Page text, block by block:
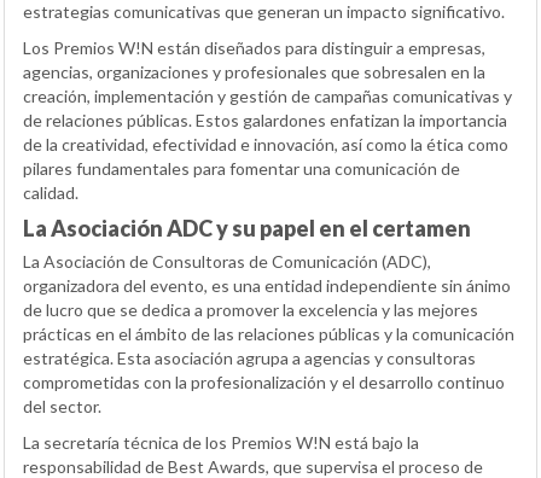
estrategias comunicativas que generan un impacto significativo.
Los Premios W!N están diseñados para distinguir a empresas,
agencias, organizaciones y profesionales que sobresalen en la
creación, implementación y gestión de campañas comunicativas y
de relaciones públicas. Estos galardones enfatizan la importancia
de la creatividad, efectividad e innovación, así como la ética como
pilares fundamentales para fomentar una comunicación de
calidad.
La Asociación ADC y su papel en el certamen
La Asociación de Consultoras de Comunicación (ADC),
organizadora del evento, es una entidad independiente sin ánimo
de lucro que se dedica a promover la excelencia y las mejores
prácticas en el ámbito de las relaciones públicas y la comunicación
estratégica. Esta asociación agrupa a agencias y consultoras
comprometidas con la profesionalización y el desarrollo continuo
del sector.
La secretaría técnica de los Premios W!N está bajo la
responsabilidad de Best Awards, que supervisa el proceso de